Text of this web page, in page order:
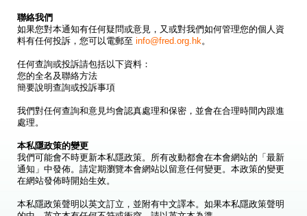
聯絡我們
如果您對本通知有任何疑問或意見，又或對我們如何管理您的個人資
料有任何投訴，您可以電郵至 info@fred.org.hk 。
任何查詢或投訴請包括以下資料：
您的全名及聯絡方法
簡要說明查詢或投訴事項
我們對任何查詢和意見均會認真處理和保密，並會在合理時間內跟進
處理。
本私隱政策的變更
我們可能會不時更新本私隱政策。所有改動都會在本會網站的「最新
通知」中發佈。請定期瀏覽本會網站以留意任何變更。本政策的變更
在網站發佈時開始生效。
本私隱政策聲明以英文訂立，並附有中文譯本。如果本私隱政策聲明